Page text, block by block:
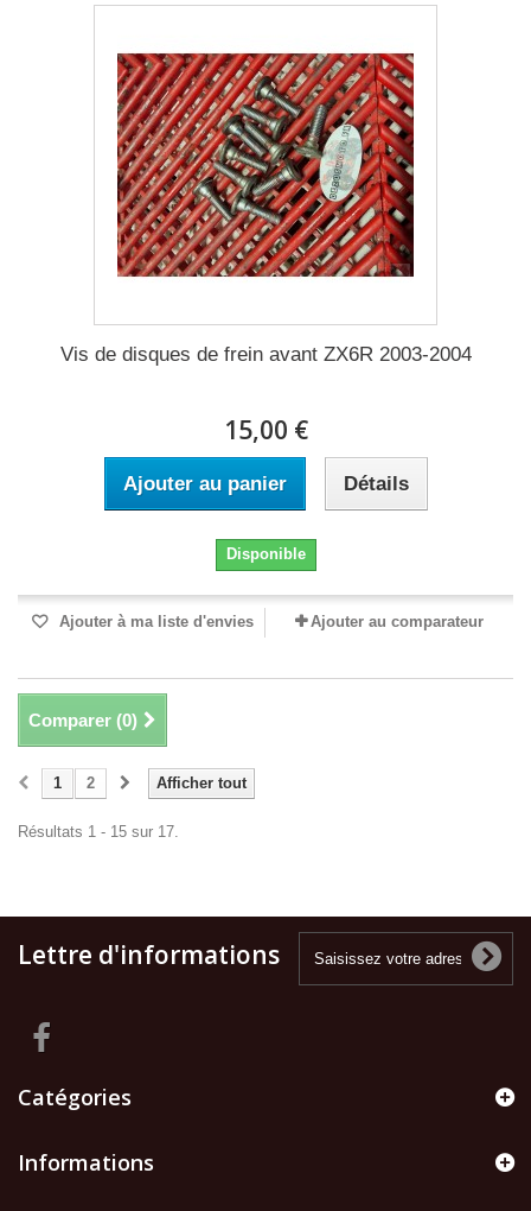
Vis de disques de frein avant ZX6R 2003-2004
15,00 €
Ajouter au panier Détails
Disponible
Ajouter à ma liste d'envies Ajouter au comparateur
Comparer (0)
Afficher tout
1 2
Résultats 1 - 15 sur 17.
Lettre d'informations
Catégories
Informations